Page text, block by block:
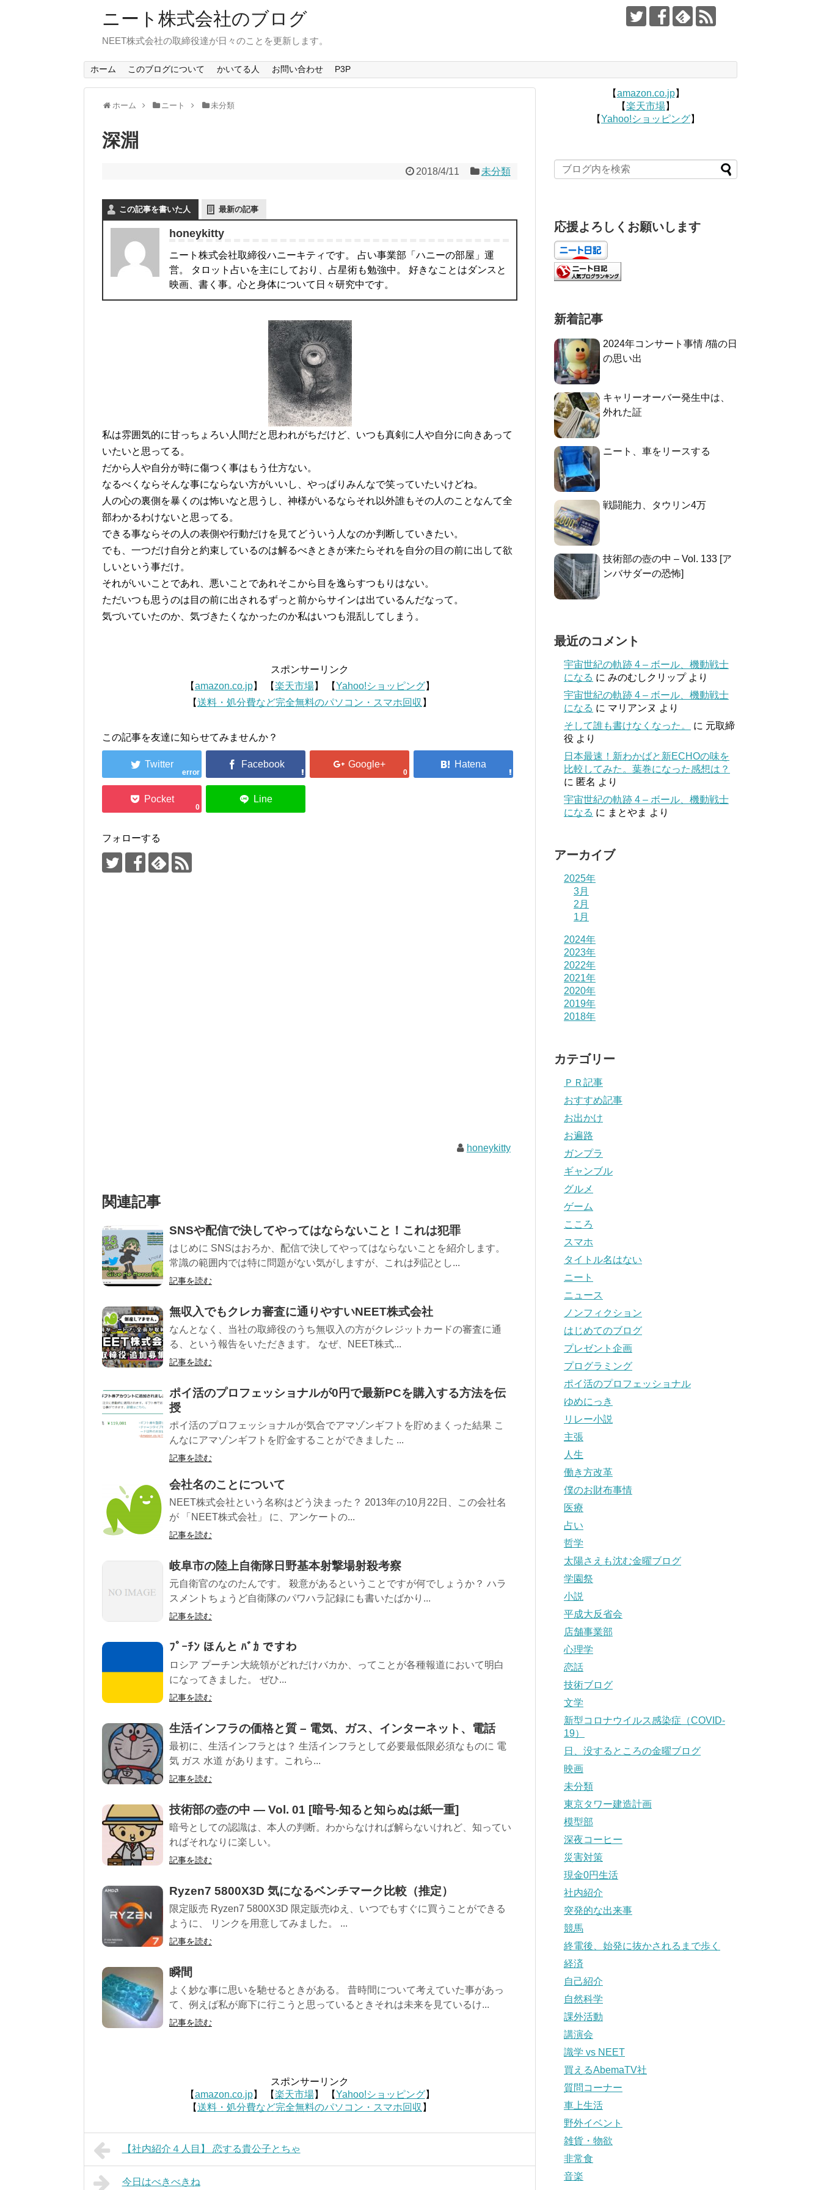
ニート株式会社のブログ
NEET株式会社の取締役達が日々のことを更新します。
ホーム このブログについて かいてる人 お問い合わせ P3P
ホーム ニート 未分類
深淵
2018/4/11 未分類
この記事を書いた人 最新の記事
honeykitty
ニート株式会社取締役ハニーキティです。 占い事業部「ハニーの部屋」運
営。 タロット占いを主にしており、占星術も勉強中。 好きなことはダンスと
映画、書く事。心と身体について日々研究中です。
私は雰囲気的に甘っちょろい人間だと思われがちだけど、いつも真剣に人や自分に向きあって
いたいと思ってる。
だから人や自分が時に傷つく事はもう仕方ない。
なるべくならそんな事にならない方がいいし、やっぱりみんなで笑っていたいけどね。
人の心の裏側を暴くのは怖いなと思うし、神様がいるならそれ以外誰もその人のことなんて全
部わかるわけないと思ってる。
できる事ならその人の表側や行動だけを見てどういう人なのか判断していきたい。
でも、一つだけ自分と約束しているのは解るべきときが来たらそれを自分の目の前に出して欲
しいという事だけ。
それがいいことであれ、悪いことであれそこから目を逸らすつもりはない。
ただいつも思うのは目の前に出されるずっと前からサインは出ているんだなって。
気づいていたのか、気づきたくなかったのか私はいつも混乱してしまう。
スポンサーリンク
【amazon.co.jp】 【楽天市場】 【Yahoo!ショッピング】
【送料・処分費など完全無料のパソコン・スマホ回収 】
この記事を友達に知らせてみませんか？
error 0
0
フォローする
honeykitty
関連記事
SNSや配信で決してやってはならないこと！これは犯罪
はじめに SNSはおろか、配信で決してやってはならないことを紹介します。
常識の範囲内では特に問題がない気がしますが、これは列記とし...
記事を読む
無収入でもクレカ審査に通りやすいNEET株式会社
なんとなく、当社の取締役のうち無収入の方がクレジットカードの審査に通
る、という報告をいただきます。 なぜ、NEET株式...
記事を読む
ポイ活のプロフェッショナルが0円で最新PCを購入する方法を伝
授
ポイ活のプロフェッショナルが気合でアマゾンギフトを貯めまくった結果 こ
んなにアマゾンギフトを貯金することができました ...
記事を読む
会社名のことについて
NEET株式会社という名称はどう決まった？ 2013年の10月22日、この会社名
が 「NEET株式会社」 に、アンケートの...
記事を読む
岐阜市の陸上自衛隊日野基本射撃場射殺考察
元自衛官のなのたんです。 殺意があるということですが何でしょうか？ ハラ
スメントちょうど自衛隊のパワハラ記録にも書いたばかり...
記事を読む
ﾌﾟｰﾁﾝ ほんと ﾊﾞｶ ですわ
ロシア プーチン大統領がどれだけバカか、ってことが各種報道において明白
になってきました。 ぜひ...
記事を読む
生活インフラの価格と質 – 電気、ガス、インターネット、電話
最初に、生活インフラとは？ 生活インフラとして必要最低限必須なものに 電
気 ガス 水道 があります。これら...
記事を読む
技術部の壺の中 — Vol. 01 [暗号-知ると知らぬは紙一重]
暗号としての認識は、本人の判断。わからなければ解らないけれど、知ってい
ればそれなりに楽しい。
記事を読む
Ryzen7 5800X3D 気になるベンチマーク比較（推定）
限定販売 Ryzen7 5800X3D 限定販売ゆえ、いつでもすぐに買うことができる
ように、 リンクを用意してみました。 ...
記事を読む
瞬間
よく妙な事に思いを馳せるときがある。 昔時間について考えていた事があっ
て、例えば私が廊下に行こうと思っているときそれは未来を見ているけ...
記事を読む
スポンサーリンク
【amazon.co.jp】 【楽天市場】 【Yahoo!ショッピング】
【送料・処分費など完全無料のパソコン・スマホ回収 】
【社内紹介４人目】 恋する貴公子とちゃ
今日はべきべきね
【amazon.co.jp】
【楽天市場】
【Yahoo!ショッピング】
応援よろしくお願いします
新着記事
2024年コンサート事情 /猫の日
の思い出
キャリーオーバー発生中は、
外れた証
ニート、車をリースする
戦闘能力、タウリン4万
技術部の壺の中 – Vol. 133 [ア
ンバサダーの恐怖]
最近のコメント
宇宙世紀の軌跡 4 – ボール、機動戦士
になる に みのむしクリップより
宇宙世紀の軌跡 4 – ボール、機動戦士
になる に マリアンヌ より
そして誰も書けなくなった。
に 元取締
役 より
日本最速！新わかばと新ECHOの味を
比較してみた。葉巻になった感想は？
に 匿名 より
宇宙世紀の軌跡 4 – ボール、機動戦士
になる に まとやま より
アーカイブ
2025年
3月
2月
1月
2024年
2023年
2022年
2021年
2020年
2019年
2018年
カテゴリー
ＰＲ記事
おすすめ記事
お出かけ
お遍路
ガンプラ
ギャンブル
グルメ
ゲーム
こころ
スマホ
タイトル名はない
ニート
ニュース
ノンフィクション
はじめてのブログ
プレゼント企画
プログラミング
ポイ活のプロフェッショナル
ゆめにっき
リレー小説
主張
人生
働き方改革
僕のお財布事情
医療
占い
哲学
太陽さえも沈む金曜ブログ
学園祭
小説
平成大反省会
店舗事業部
心理学
恋話
技術ブログ
文学
新型コロナウイルス感染症（COVID-
19）
日、没するところの金曜ブログ
映画
未分類
東京タワー建造計画
模型部
深夜コーヒー
災害対策
現金0円生活
社内紹介
突発的な出来事
競馬
終電後、始発に抜かされるまで歩く
経済
自己紹介
自然科学
課外活動
講演会
識学 vs NEET
買えるAbemaTV社
質問コーナー
車上生活
野外イベント
雑貨・物欲
非常食
音楽